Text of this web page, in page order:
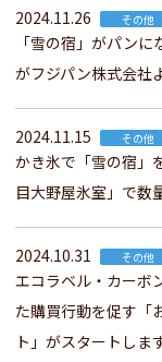
2024.11.26 その他
「雪の宿」がパン
がフジパン株式会社
2024.11.15 その他
かき氷で「雪の宿」
目大野屋氷室」で数
2024.10.31 その他
エコラベル・カーボ
た購買行動を促す「
ト」がスタートします